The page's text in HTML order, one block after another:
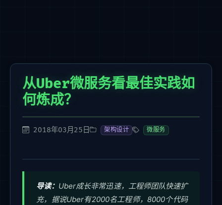
从Uber微服务看最佳实践如
何炼成？
2018年03月25日 架构设计 微服务
导读： Uber成长非常迅速，工程师团队快速扩
充，据说Uber有2000名工程师，8000个代码